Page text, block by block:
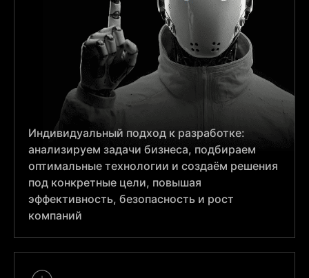
Индивидуальный подход к разработке:
анализируем задачи бизнеса, подбираем
оптимальные технологии и создаём решения
под конкретные цели, повышая
эффективность, безопасность и рост
компаний